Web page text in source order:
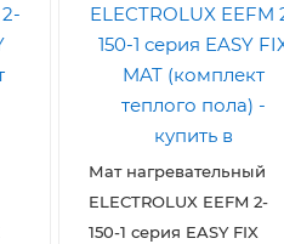
Мат нагревательный
ELECTROLUX EEFM 2-
150-1 серия EASY FIX